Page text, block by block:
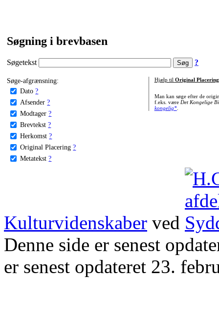
Søgning i brevbasen
Søgetekst ?
Søge-afgrænsning:
Dato ?
Afsender ?
Modtager ?
Brevtekst ?
Herkomst ?
Original Placering ?
Metatekst ?
Hjælp til Original Placering
Man kan søge efter de
f.eks. være Det Kongelige
kongelig*.
Kulturvidenskaber ved
Denne side er senest
er senest opdateret 23.